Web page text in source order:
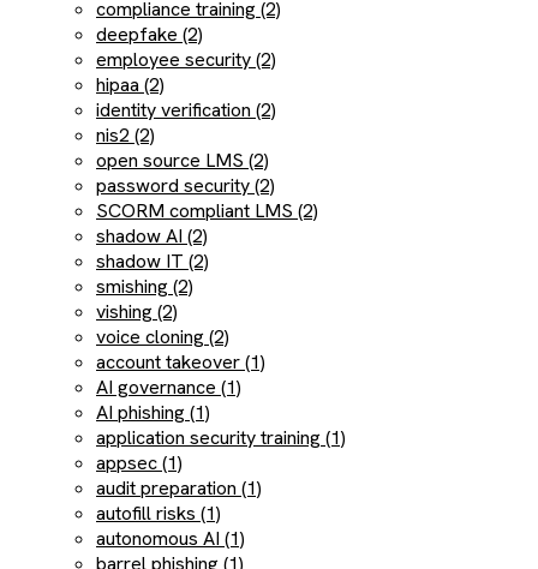
compliance training (2)
deepfake (2)
employee security (2)
hipaa (2)
identity verification (2)
nis2 (2)
open source LMS (2)
password security (2)
SCORM compliant LMS (2)
shadow AI (2)
shadow IT (2)
smishing (2)
vishing (2)
voice cloning (2)
account takeover (1)
AI governance (1)
AI phishing (1)
application security training (1)
appsec (1)
audit preparation (1)
autofill risks (1)
autonomous AI (1)
barrel phishing (1)